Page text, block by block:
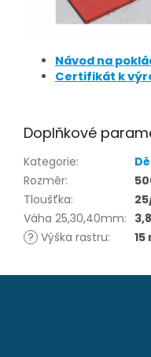
Návod na
Certifikát k
Doplňkové
Kategorie:
Rozměr:
Tloušťka:
Váha 25,30,40mm:
? Výška rastru: 15